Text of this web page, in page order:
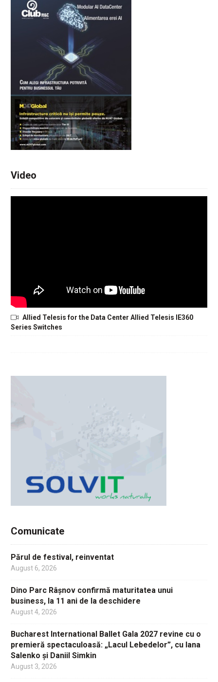
Video
Allied Telesis for the Data Center Allied Telesis IE360
Series Switches
Comunicate
Părul de festival, reinventat
August 6, 2026
Dino Parc Râșnov confirmă maturitatea unui
business, la 11 ani de la deschidere
August 4, 2026
Bucharest International Ballet Gala 2027 revine cu o
premieră spectaculoasă: „Lacul Lebedelor”, cu Iana
Salenko și Daniil Simkin
August 3, 2026